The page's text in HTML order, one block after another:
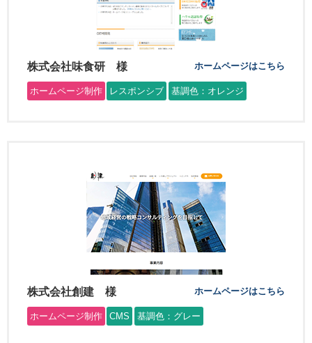
株式会社味食研 様 ホームページはこちら
ホームページ制作 レスポンシブ 基調色：オレンジ
株式会社創建 様 ホームページはこちら
ホームページ制作 CMS 基調色：グレー